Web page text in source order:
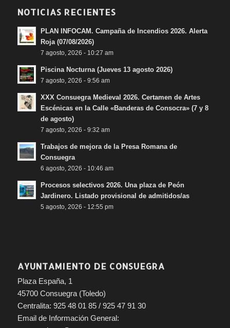
NOTICIAS RECIENTES
PLAN INFOCAM. Campaña de Incendios 2026. Alerta
Roja (07/08/2026)
7 agosto, 2026 - 10:27 am
Piscina Nocturna (Jueves 13 agosto 2026)
7 agosto, 2026 - 9:56 am
XXX Consuegra Medieval 2026. Certamen de Artes
Escénicas en la Calle «Banderas de Consocra» (7 y 8
de agosto)
7 agosto, 2026 - 9:32 am
Trabajos de mejora de la Presa Romana de
Consuegra
6 agosto, 2026 - 10:46 am
Procesos selectivos 2026. Una plaza de Peón
Jardinero. Listado provisional de admitidos/as
5 agosto, 2026 - 12:55 pm
AYUNTAMIENTO DE CONSUEGRA
Plaza España, 1
45700 Consuegra (Toledo)
Centralita: 925 48 01 85 / 925 47 91 30
Email de Información General: